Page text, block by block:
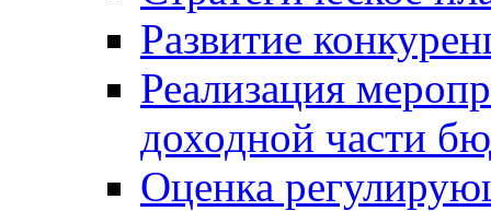
Развитие
Реализация
доходной части
Оценка